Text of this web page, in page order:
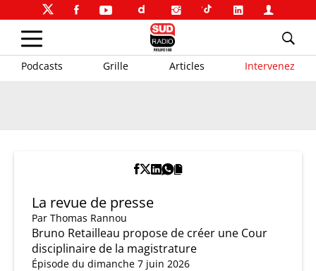
Podcasts Grille Articles Intervenez
La revue de presse
Par Thomas Rannou
Bruno Retailleau propose de créer une Cour
disciplinaire de la magistrature
Épisode du dimanche 7 juin 2026